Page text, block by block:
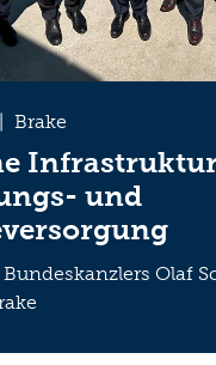
Brake
und
Olaf